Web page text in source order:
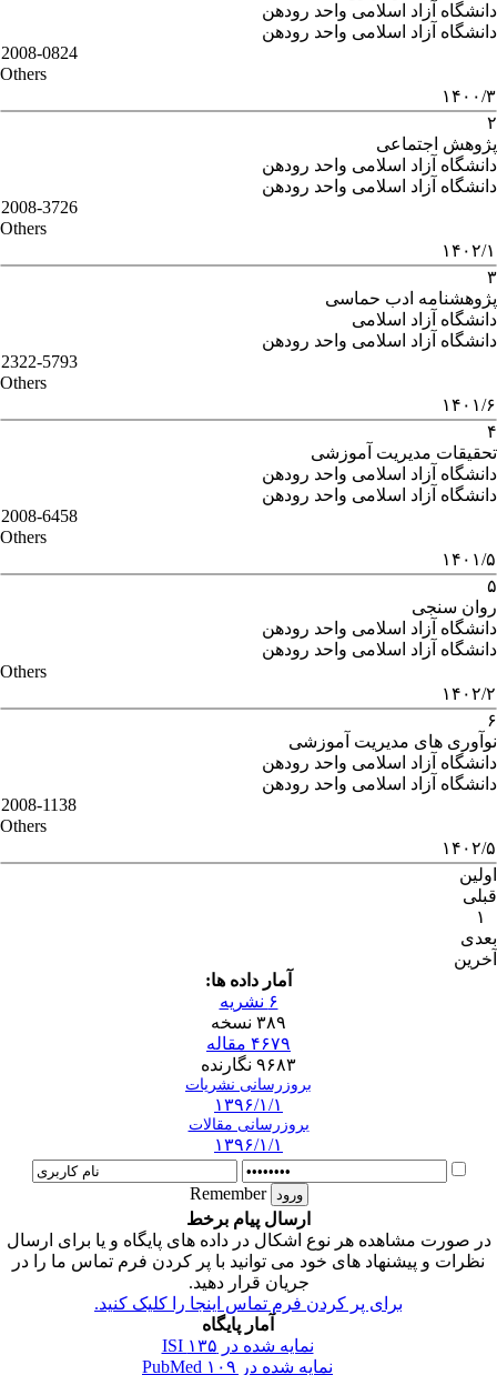
دانشگاه آزاد اسلامی واحد رودهن
دانشگاه آزاد اسلامی واحد رودهن
2008-0824
Others
۱۴۰۰/۳
۲
پژوهش اجتماعی
دانشگاه آزاد اسلامی واحد رودهن
دانشگاه آزاد اسلامی واحد رودهن
2008-3726
Others
۱۴۰۲/۱
۳
پژوهشنامه ادب حماسی
دانشگاه آزاد اسلامی
دانشگاه آزاد اسلامی واحد رودهن
2322-5793
Others
۱۴۰۱/۶
۴
تحقیقات مدیریت آموزشی
دانشگاه آزاد اسلامی واحد رودهن
دانشگاه آزاد اسلامی واحد رودهن
2008-6458
Others
۱۴۰۱/۵
۵
روان سنجی
دانشگاه آزاد اسلامی واحد رودهن
دانشگاه آزاد اسلامی واحد رودهن
Others
۱۴۰۲/۲
۶
نوآوری های مدیریت آموزشی
دانشگاه آزاد اسلامی واحد رودهن
دانشگاه آزاد اسلامی واحد رودهن
2008-1138
Others
۱۴۰۲/۵
اولین
قبلی
۱
بعدی
آخرین
آمار داده ها:
۶ نشریه
۳۸۹ نسخه
۴۶۷۹ مقاله
۹۶۸۳ نگارنده
بروزرسانی نشریات
۱۳۹۶/۱/۱
بروزرسانی مقالات
۱۳۹۶/۱/۱
Remember
ارسال پیام برخط
در صورت مشاهده هر نوع اشکال در داده های پایگاه و یا برای ارسال
نظرات و پیشنهاد های خود می توانید با پر کردن فرم تماس ما را در
جریان قرار دهید.
برای پر کردن فرم تماس اینجا را کلیک کنید.
آمار پایگاه
نمایه شده در ISI ۱۳۵
نمایه شده در PubMed ۱۰۹